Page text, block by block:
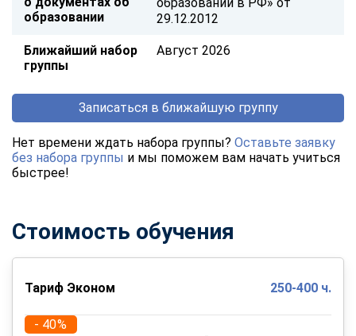
образовании
29.12.2012
Ближайший набор
группы
Август 2026
Записаться в ближайшую группу
Нет времени ждать набора группы? Оставьте заявку
без набора группы и мы поможем вам начать учиться
быстрее!
Стоимость обучения
Тариф Эконом 250-400 ч.
- 40%